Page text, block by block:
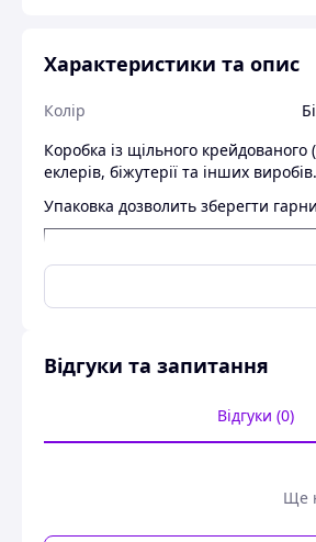
Характеристики та опис
Колір
Коробка із щільного
еклерів, біжутерії та інших виробів.
Упаковка дозволить зберегти
Висота
Відгуки та запитання
Відгуки (0)
Ще